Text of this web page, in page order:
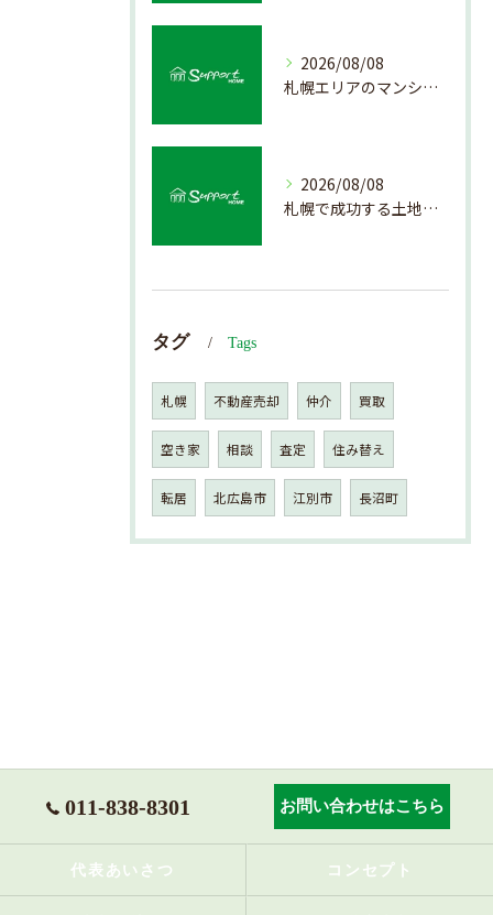
2026/08/08
札幌エリアのマンション売却で失敗しない査定の秘訣
2026/08/08
札幌で成功する土地活用の基礎知識
タグ Tags
札幌 不動産売却 仲介 買取
空き家 相談 査定 住み替え
転居 北広島市 江別市 長沼町
011-838-8301 お問い合わせはこちら
代表あいさつ コンセプト